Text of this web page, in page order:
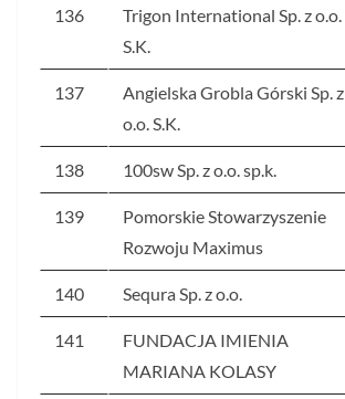
136
Trigon International Sp. z o.o.
S.K.
137
Angielska Grobla Górski Sp. z
o.o. S.K.
138 100sw Sp. z o.o. sp.k.
139
Pomorskie Stowarzyszenie
Rozwoju Maximus
140 Sequra Sp. z o.o.
141
FUNDACJA IMIENIA
MARIANA KOLASY